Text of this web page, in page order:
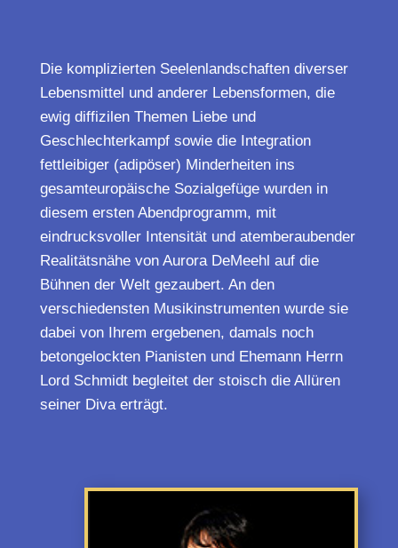
Die komplizierten Seelenlandschaften diverser
Lebensmittel und anderer Lebensformen, die
ewig diffizilen Themen Liebe und
Geschlechterkampf sowie die Integration
fettleibiger (adipöser) Minderheiten ins
gesamteuropäische Sozialgefüge wurden in
diesem ersten Abendprogramm, mit
eindrucksvoller Intensität und atemberaubender
Realitätsnähe von Aurora DeMeehl auf die
Bühnen der Welt gezaubert. An den
verschiedensten Musikinstrumenten wurde sie
dabei von Ihrem ergebenen, damals noch
betongelockten Pianisten und Ehemann Herrn
Lord Schmidt begleitet der stoisch die Allüren
seiner Diva erträgt.